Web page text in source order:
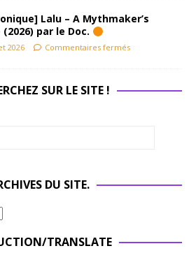
Lalu – A Mythmaker’s
(2026) par le Doc.
2026 Commentaires fermés
SUR LE SITE !
DU SITE.
TRANSLATE